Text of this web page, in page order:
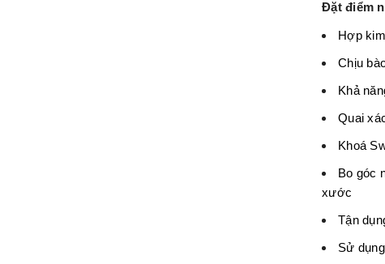
Đặt điểm
Hợp
Chịu
Khả
Quai
Khoá
Bo góc
xước
Tận
Sử